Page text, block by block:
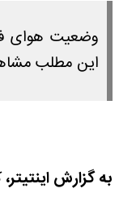
این مطلب
به گزارش اینتیتر،